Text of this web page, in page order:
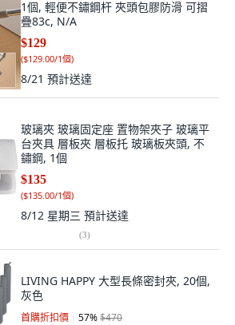
1個, 輕便不鏽鋼杆 夾頭包膠防滑 可摺
疊83c, N/A
$129
($129.00/1個)
8/21 預計送達
玻璃夾 玻璃固定座 置物架夾子 玻璃平
台夾具 層板夾 層板托 玻璃板夾頭, 不
鏽鋼, 1個
$135
($135.00/1個)
8/12 星期三 預計送達
(3)
LIVING HAPPY 大型長條密封夾, 20個,
灰色
首購折扣價 57%$470